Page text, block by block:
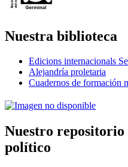
Nuestra biblioteca
Edicions internacionals
Alejandría proletaria
Cuadernos de formación
Nuestro repositorio
político